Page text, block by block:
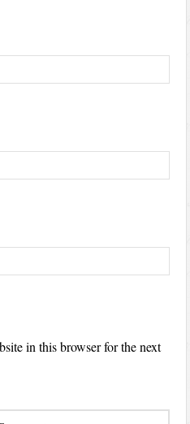
in this browser for the next